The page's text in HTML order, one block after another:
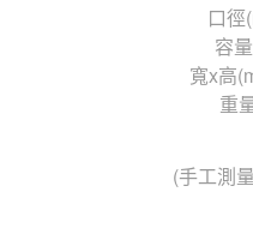
口徑
容
寬x高
重
(手工測